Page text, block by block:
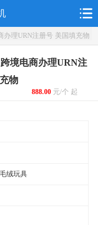
办理URN注册号 美国填充物
跨境电商办理URN注
物
888.00元/个 起
绒玩具